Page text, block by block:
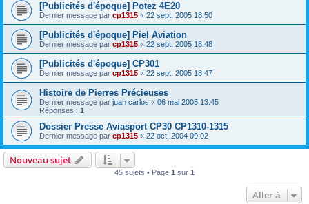
[Publicités d'époque] Potez 4E20
Dernier message par cp1315 « 22 sept. 2005 18:50
[Publicités d'époque] Piel Aviation
Dernier message par cp1315 « 22 sept. 2005 18:48
[Publicités d'époque] CP301
Dernier message par cp1315 « 22 sept. 2005 18:47
Histoire de Pierres Précieuses
Dernier message par juan carlos « 06 mai 2005 13:45
Réponses : 1
Dossier Presse Aviasport CP30 CP1310-1315
Dernier message par cp1315 « 22 oct. 2004 09:02
Nouveau sujet
45 sujets • Page 1 sur 1
Aller à